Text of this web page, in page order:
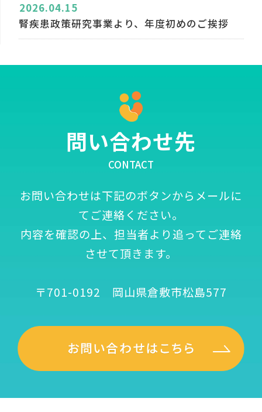
2026.04.15
腎疾患政策研究事業より、年度初めのご挨拶
問い合わせ先
CONTACT
お問い合わせは下記のボタンからメールに
てご連絡ください。
内容を確認の上、担当者より追ってご連絡
させて頂きます。
〒701-0192 岡山県倉敷市松島577